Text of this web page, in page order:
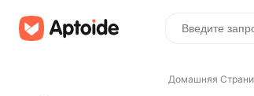
Домашняя